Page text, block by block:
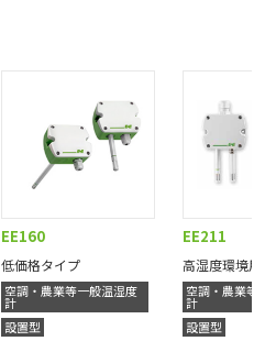
EE160
低価格タイプ
空調・農業等一般温湿度
計
設置型
EE211
高湿度環境用
空調・農業等一
計
設置型